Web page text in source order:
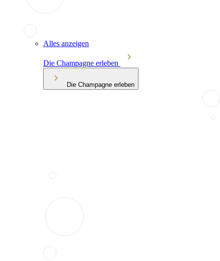
Alles anzeigen
Die Champagne erleben
Die Champagne erleben